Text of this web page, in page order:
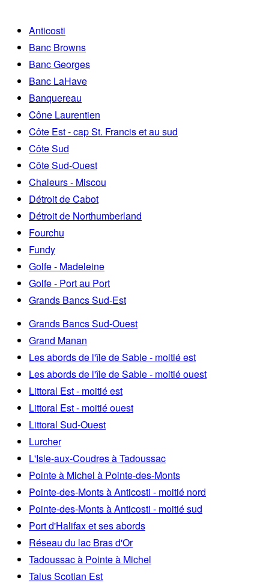
Anticosti
Banc Browns
Banc Georges
Banc LaHave
Banquereau
Cône Laurentien
Côte Est - cap St. Francis et au sud
Côte Sud
Côte Sud-Ouest
Chaleurs - Miscou
Détroit de Cabot
Détroit de Northumberland
Fourchu
Fundy
Golfe - Madeleine
Golfe - Port au Port
Grands Bancs Sud-Est
Grands Bancs Sud-Ouest
Grand Manan
Les abords de l'île de Sable - moitié est
Les abords de l'île de Sable - moitié ouest
Littoral Est - moitié est
Littoral Est - moitié ouest
Littoral Sud-Ouest
Lurcher
L'Isle-aux-Coudres à Tadoussac
Pointe à Michel à Pointe-des-Monts
Pointe-des-Monts à Anticosti - moitié nord
Pointe-des-Monts à Anticosti - moitié sud
Port d'Halifax et ses abords
Réseau du lac Bras d'Or
Tadoussac à Pointe à Michel
Talus Scotian Est